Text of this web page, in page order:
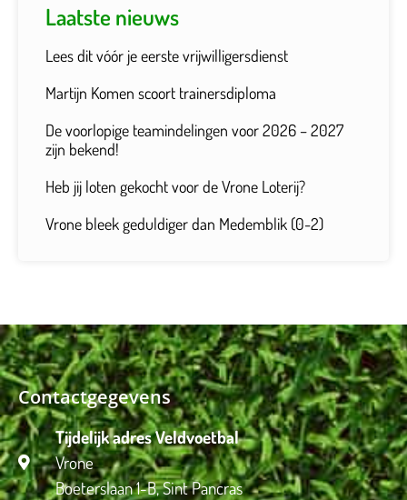
Laatste nieuws
Lees dit vóór je eerste vrijwilligersdienst
Martijn Komen scoort trainersdiploma
De voorlopige teamindelingen voor 2026 – 2027
zijn bekend!
Heb jij loten gekocht voor de Vrone Loterij?
Vrone bleek geduldiger dan Medemblik (0-2)
Contactgegevens
Tijdelijk adres Veldvoetbal
Vrone
Boeterslaan 1-B, Sint Pancras